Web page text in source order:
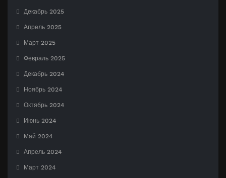
Декабрь 2025
Апрель 2025
Март 2025
Февраль 2025
Декабрь 2024
Ноябрь 2024
Октябрь 2024
Июнь 2024
Май 2024
Апрель 2024
Март 2024